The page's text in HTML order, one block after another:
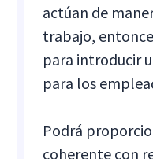
actúan de
trabajo,
para introducir
para los
Podrá
coherente con